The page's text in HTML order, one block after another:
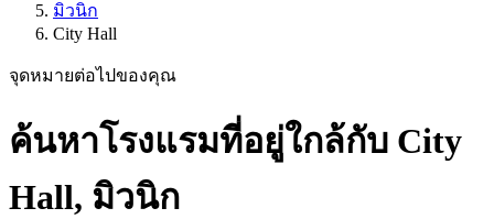
มิวนิก
City Hall
จุดหมายต่อไปของคุณ
ค้นหาโรงแรมที่อยู่ใกล้กับ City
Hall, มิวนิก